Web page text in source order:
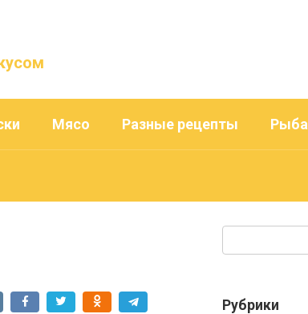
Мясо Разные рецепты Рыба
Рубрики